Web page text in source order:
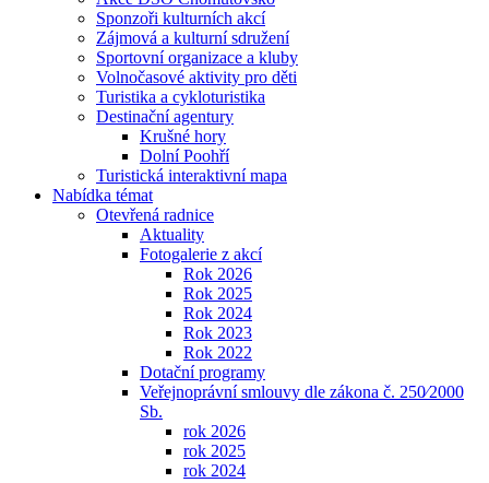
Sponzoři kulturních akcí
Zájmová a kulturní sdružení
Sportovní organizace a kluby
Volnočasové aktivity pro děti
Turistika a cykloturistika
Destinační agentury
Krušné hory
Dolní Poohří
Turistická interaktivní mapa
Nabídka témat
Otevřená radnice
Aktuality
Fotogalerie z akcí
Rok 2026
Rok 2025
Rok 2024
Rok 2023
Rok 2022
Dotační programy
Veřejnoprávní smlouvy dle zákona č. 250⁄2000
Sb.
rok 2026
rok 2025
rok 2024